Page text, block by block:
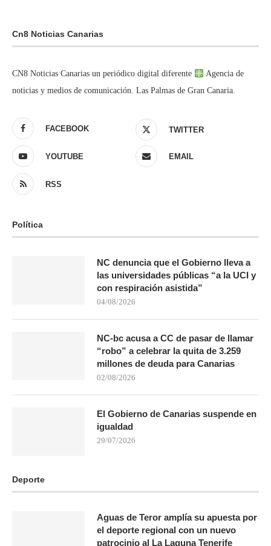
Cn8 Noticias Canarias
CN8 Noticias Canarias un periódico digital diferente
Agencia de
noticias y medios de comunicación. Las Palmas de Gran Canaria.
FACEBOOK TWITTER
YOUTUBE EMAIL
RSS
Política
NC denuncia que el Gobierno lleva a
las universidades públicas “a la UCI y
con respiración asistida”
04/08/2026
NC-bc acusa a CC de pasar de llamar
“robo” a celebrar la quita de 3.259
millones de deuda para Canarias
02/08/2026
El Gobierno de Canarias suspende en
igualdad
29/07/2026
Deporte
Aguas de Teror amplía su apuesta por
el deporte regional con un nuevo
patrocinio al La Laguna Tenerife